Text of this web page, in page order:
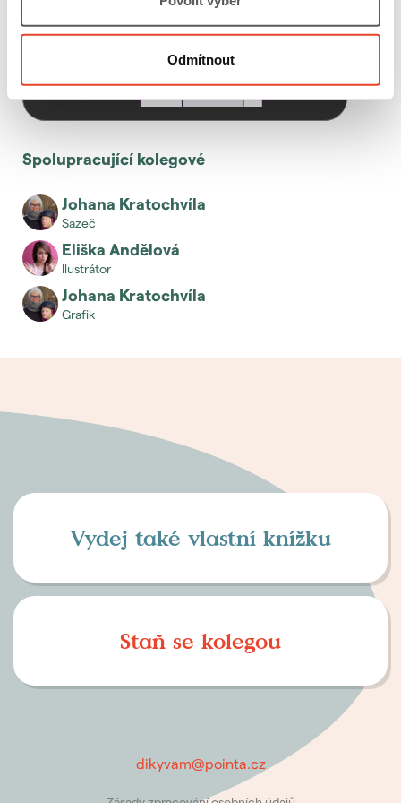
Odmítnout
Spolupracující kolegové
Johana Kratochvíla
sazeč
Eliška Andělová
ilustrátor
Johana Kratochvíla
grafik
Vydej také vlastní knížku
Staň se kolegou
dikyvam@pointa.cz